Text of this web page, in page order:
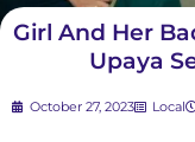
Girl And Her
Upaya
October 27, 2023 Local